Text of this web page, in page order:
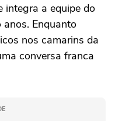
integra a equipe do
Enquanto
nos camarins da
conversa franca